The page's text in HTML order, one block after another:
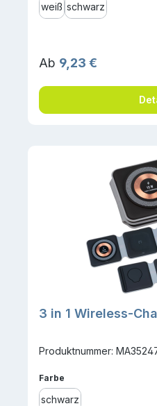
weiß schwarz
Regulärer Preis:
Ab 9,23 €
3 in 1 Wireless-
Produktnummer:
Farbe
schwarz